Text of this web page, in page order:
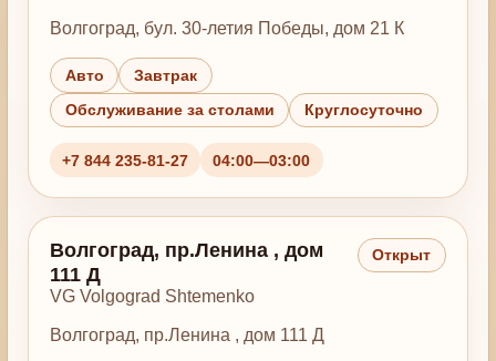
Волгоград, бул. 30-летия Победы, дом 21 К
Авто Завтрак
Обслуживание за столами Круглосуточно
+7 844 235-81-27 04:00—03:00
Волгоград, пр.Ленина , дом
111 Д
VG Volgograd Shtemenko
Открыт
Волгоград, пр.Ленина , дом 111 Д